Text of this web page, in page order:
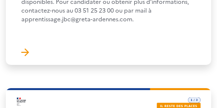
contactez-nous au 03 51 25 23 00 ou par mail à
apprentissage.jbc@greta-ardennes.com.